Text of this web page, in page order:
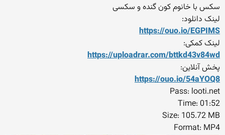
سکس با خانوم کون گنده و سکسی
لینک دانلود:
https://ouo.io/EGPIMS
لینک کمکی:
https://uploadrar.com/bttkd43v84wd
پخش آنلاین:
https://ouo.io/54aYOQ8
Pass: looti.net
Time: 01:52
Size: 105.72 MB
Format: MP4